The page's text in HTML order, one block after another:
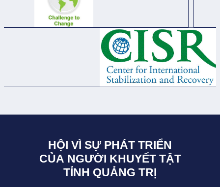
HỘI VÌ SỰ PHÁT TRIỂN
CỦA NGƯỜI KHUYẾT TẬT
TỈNH QUẢNG TRỊ